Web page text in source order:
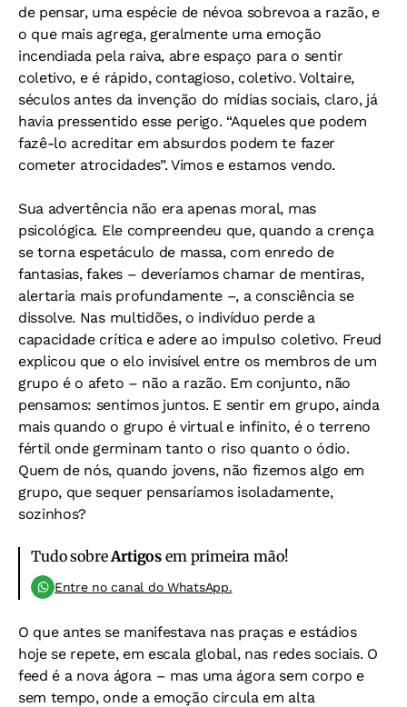
de pensar, uma espécie de névoa sobrevoa a razão, e
o que mais agrega, geralmente uma emoção
incendiada pela raiva, abre espaço para o sentir
coletivo, e é rápido, contagioso, coletivo. Voltaire,
séculos antes da invenção do mídias sociais, claro, já
havia pressentido esse perigo. “Aqueles que podem
fazê-lo acreditar em absurdos podem te fazer
cometer atrocidades”. Vimos e estamos vendo.
Sua advertência não era apenas moral, mas
psicológica. Ele compreendeu que, quando a crença
se torna espetáculo de massa, com enredo de
fantasias, fakes – deveríamos chamar de mentiras,
alertaria mais profundamente –, a consciência se
dissolve. Nas multidões, o indivíduo perde a
capacidade crítica e adere ao impulso coletivo. Freud
explicou que o elo invisível entre os membros de um
grupo é o afeto – não a razão. Em conjunto, não
pensamos: sentimos juntos. E sentir em grupo, ainda
mais quando o grupo é virtual e infinito, é o terreno
fértil onde germinam tanto o riso quanto o ódio.
Quem de nós, quando jovens, não fizemos algo em
grupo, que sequer pensaríamos isoladamente,
sozinhos?
Tudo sobreArtigos em primeira mão!
Entre no canal do WhatsApp.
O que antes se manifestava nas praças e estádios
hoje se repete, em escala global, nas redes sociais. O
feed é a nova ágora – mas uma ágora sem corpo e
sem tempo, onde a emoção circula em alta